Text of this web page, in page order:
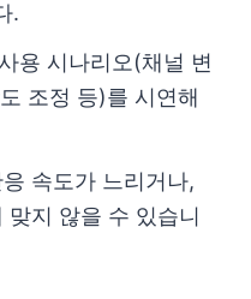
.
용 시나리오(채널 변
조정 등)를 시연해
속도가 느리거나,
지 않을 수 있습니